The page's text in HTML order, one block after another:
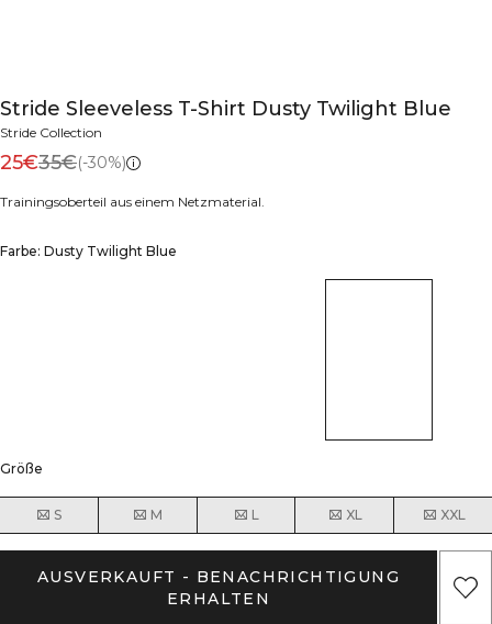
Stride Sleeveless T-Shirt Dusty Twilight Blue
Stride Collection
25€35€(-30%)
Trainingsoberteil aus einem Netzmaterial.
Farbe: Dusty Twilight Blue
Größe
S M L XL XXL
AUSVERKAUFT - BENACHRICHTIGUNG
ERHALTEN